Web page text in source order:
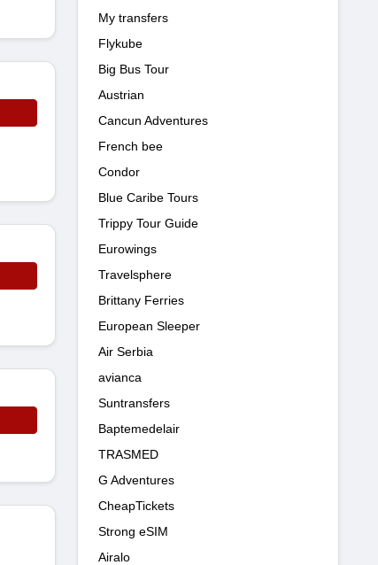
My transfers
Flykube
Big Bus Tour
Austrian
Cancun Adventures
French bee
Condor
Blue Caribe Tours
Trippy Tour Guide
Eurowings
Travelsphere
Brittany Ferries
European Sleeper
Air Serbia
avianca
Suntransfers
Baptemedelair
TRASMED
G Adventures
CheapTickets
Strong eSIM
Airalo